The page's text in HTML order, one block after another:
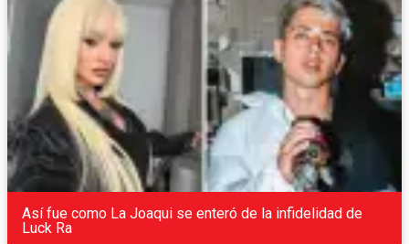
Así fue como La Joaqui se enteró de la infidelidad de
Luck Ra